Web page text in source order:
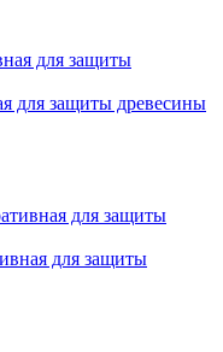
для защиты древесины
для защиты